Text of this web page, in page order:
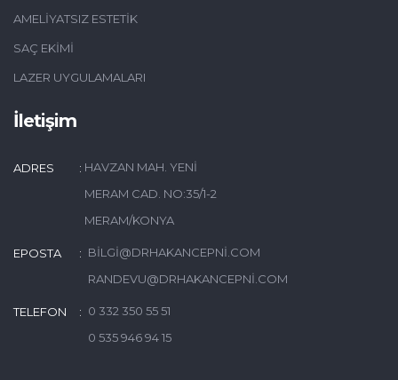
AMELIYATSIZ ESTETIK
SAÇ EKIMI
LAZER UYGULAMALARI
İletişim
ADRES
HAVZAN MAH. YENI
MERAM CAD. NO:35/1-2
MERAM/KONYA
EPOSTA
BILGI@DRHAKANCEPNI.COM
RANDEVU@DRHAKANCEPNI.COM
TELEFON
0 332 350 55 51
0 535 946 94 15